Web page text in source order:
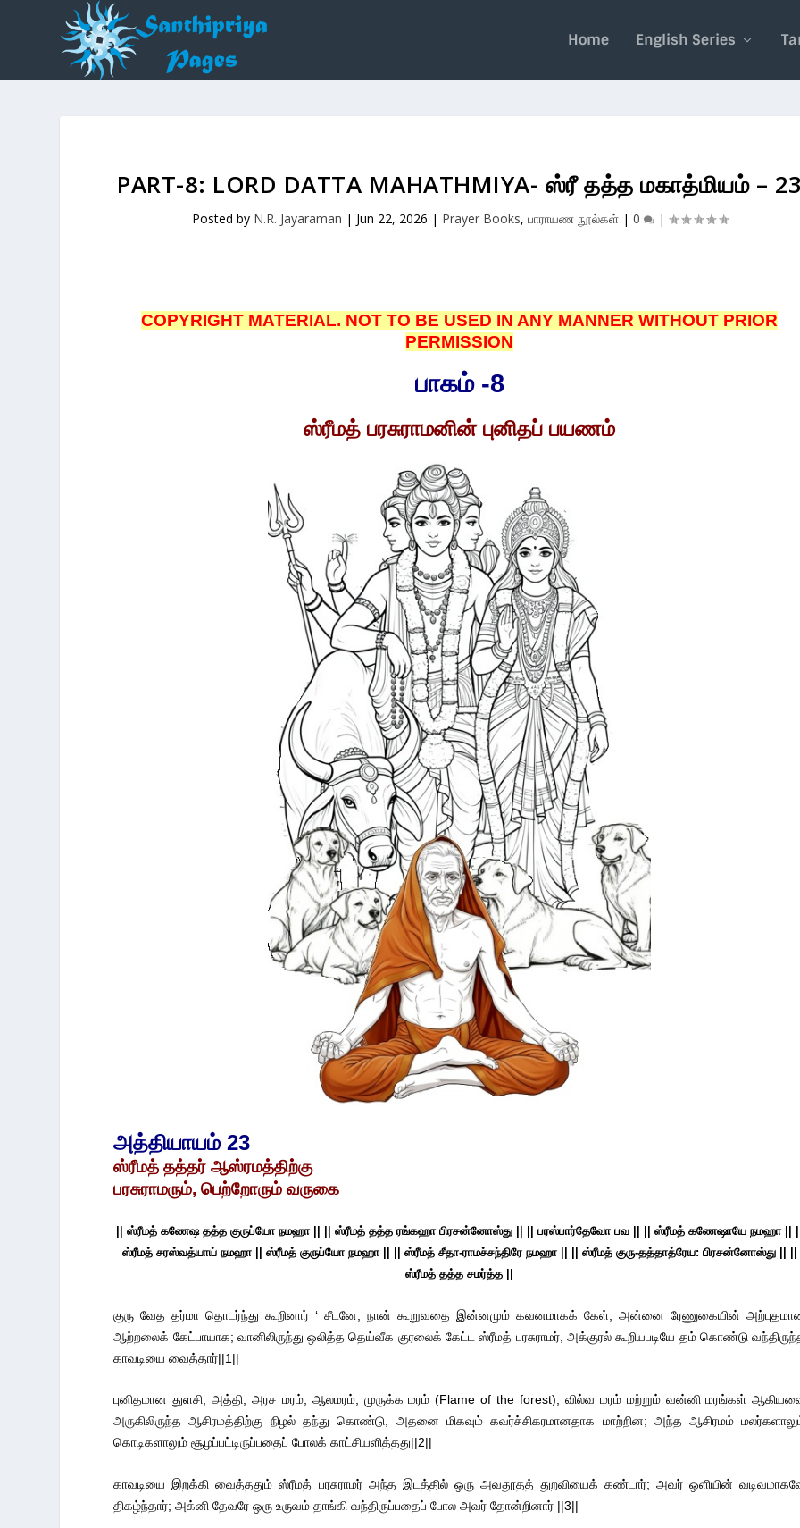
Home English Series
PART-8: LORD DATTA MAHATHMIYA- ஸ்ரீ தத்த மகாத்மியம் – 23
Posted by N.R. Jayaraman | Jun 22, 2026 | Prayer Books, பாராயண நூல்கள்| 0 |
COPYRIGHT MATERIAL. NOT TO BE USED IN ANY MANNER WITHOUT PRIOR
PERMISSION
பாகம் -8
ஸ்ரீமத் பரசுராமனின்புனிதப் பயணம்
அத்தியாயம் 23
ஸ்ரீமத் தத்தர் ஆஸ்ரமத்திற்கு
பரசுராமரும், பெற்றோரும் வருகை
|| ஸ்ரீமத் கணேஷ தத்த குருப்யோ நமஹா || || ஸ்ரீமத் தத்த ரங்கஹா பிரசன்னோஸ்து || || பரஸ்பார்தேவோ பவ || || ஸ்ரீமத் கணேஷாயே நமஹா || ||
ஸ்ரீமத் சரஸ்வத்யாய் நமஹா || ஸ்ரீமத் குருப்யோ நமஹா || || ஸ்ரீமத் சீதா-ராமச்சந்திரே நமஹா || || ஸ்ரீமத் குரு-தத்தாத்ரேய: பிரசன்னோஸ்து || ||
ஸ்ரீமத் தத்த சமர்த்த ||
குரு வேத தர்மா தொடர்ந்து கூறினார் ‘ சீடனே, நான் கூறுவதை இன்னமும் கவனமாகக் கேள்; அன்னை ரேணுகையின்
ஆற்றலைக் கேட்பாயாக; வானிலிருந்து ஒலித்த தெய்வீக குரலைக் கேட்ட ஸ்ரீமத் பரசுராமர், அக்குரல் கூறியபடியே தம் கொண்டு
காவடியை வைத்தார்||1||
புனிதமான துளசி, அத்தி, அரச மரம், ஆலமரம், முருக்க மரம் (Flame of the forest), வில்வ மரம் மற்றும் வன்னி மரங்கள்
அருகிலிருந்த ஆசிரமத்திற்கு நிழல் தந்து கொண்டு, அதனை மிகவும் கவர்ச்சிகரமானதாக மாற்றின; அந்த ஆசிரமம்
கொடிகளாலும் சூழப்பட்டிருப்பதைப் போலக் காட்சியளித்தது||2||
காவடியை இறக்கி வைத்ததும் ஸ்ரீமத் பரசுராமர் அந்த இடத்தில் ஒரு அவதூதத் துறவியைக் கண்டார்; அவர் ஒளியின்
திகழ்ந்தார்; அக்னி தேவரே ஒரு உருவம் தாங்கி வந்திருப்பதைப் போல அவர் தோன்றினார் ||3||